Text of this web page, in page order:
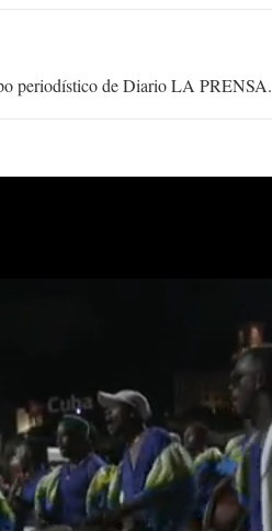
periodístico de Diario LA PRENSA.